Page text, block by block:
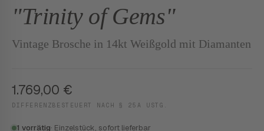
"Trinity of Gems"
Vintage Brosche in 14kt Weißgold mit Diamanten
1.769,00 €
DIFFERENZBESTEUERT NACH § 25A USTG.
1 vorrätig· Einzelstück, sofort lieferbar